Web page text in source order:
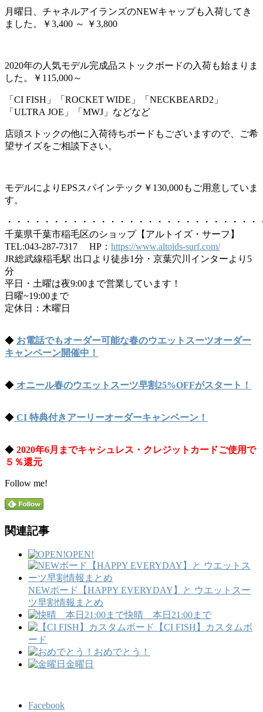
月曜日、チャネルアイランズのNEWキャップも入荷してき
ました。￥3,400 ～ ￥3,800
2020年の人気モデル完成品ストックボードの入荷も始まりま
した。￥115,000～
「CI FISH」「ROCKET WIDE」「NECKBEARD2」
「ULTRA JOE」「MWJ」などなど
店頭ストックの他に入荷待ちボードもございますので、ご希
望サイズをご相談下さい。
モデルによりEPSスパインテック￥130,000もご用意していま
す。
・・・・・・・・・・・・・・・・・・・・・・・・・・
千葉県千葉市稲毛区のショップ【アルトイズ・サーフ】
TEL:043-287-7317 HP： https://www.altoids-surf.com/
JR総武線稲毛駅 出口より徒歩1分・京葉穴川インターより5
分
平日・土曜は夜9:00まで営業しています！
日曜~19:00まで
定休日：木曜日
◆ お電話でもオーダー可能な春のウエットスーツオーダー
キャンペーン開催中！
◆ オニール春のウエットスーツ早割25%OFFがスタート！
◆ CI 特典付きアーリーオーダーキャンペーン！
◆ 2020年6月までキャシュレス・クレジットカードご使用で
５％還元
Follow me!
関連記事
OPEN!
NEWボード【HAPPY EVERYDAY】と ウエットスー
ツ早割情報まとめ
快晴 本日21:00まで
【CI FISH】カスタムボ
ード
おめでとう！
金曜日
Facebook